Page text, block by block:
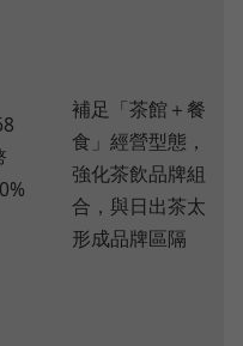
補足「茶館＋餐
食」經營型態，
強化茶飲品牌組
合，與日出茶太
形成品牌區隔